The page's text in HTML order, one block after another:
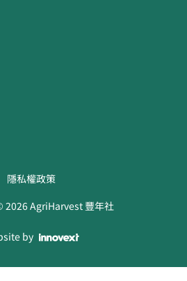
隱私權政策
2026AgriHarvest 豐年社
by